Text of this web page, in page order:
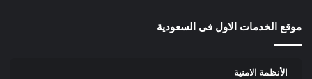
موقع الخدمات الاول فى السعودية
الأنظمة الامنية